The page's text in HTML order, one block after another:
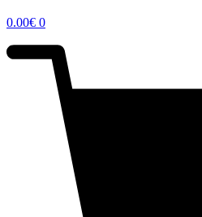
0.00€ 0